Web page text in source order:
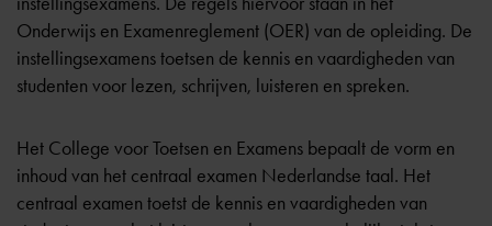
Onderwijs en Examenreglement (OER) van de opleiding. De
instellingsexamens toetsen de kennis en vaardigheden van
studenten voor lezen, schrijven, luisteren en spreken.
Het College voor Toetsen en Examens bepaalt de vorm en
inhoud van het centraal examen Nederlandse taal. Het
centraal examen toetst de kennis en vaardigheden van